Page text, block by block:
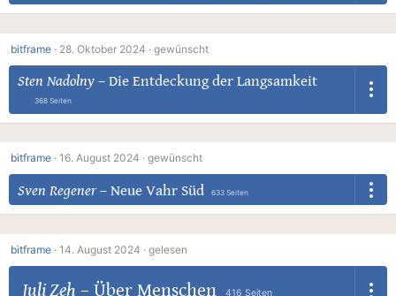
bitframe · 28. Oktober 2024 · gewünscht
Sten Nadolny – Die Entdeckung der Langsamkeit
368 Seiten
bitframe · 16. August 2024 · gewünscht
Sven Regener– Neue Vahr Süd 633 Seiten
bitframe · 14. August 2024 · gelesen
Juli Zeh – Über Menschen 416 Seiten